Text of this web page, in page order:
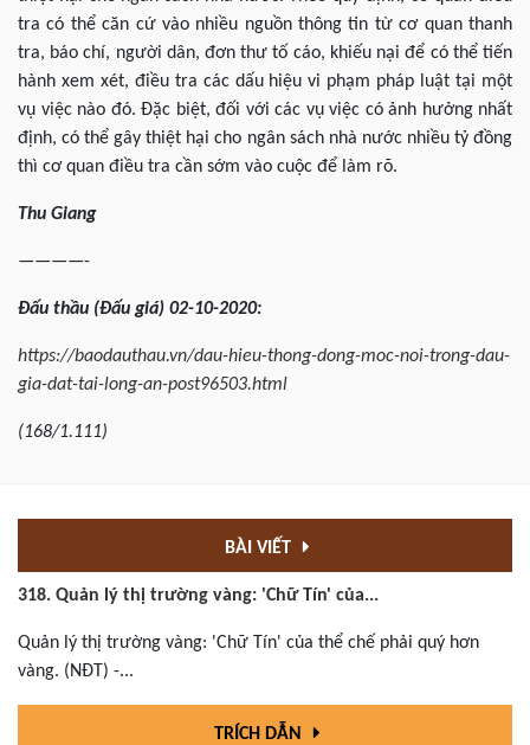
tra có thể căn cứ vào nhiều nguồn thông tin từ cơ quan thanh
tra, báo chí, người dân, đơn thư tố cáo, khiếu nại để có thể tiến
hành xem xét, điều tra các dấu hiệu vi phạm pháp luật tại một
vụ việc nào đó. Đặc biệt, đối với các vụ việc có ảnh hưởng nhất
định, có thể gây thiệt hại cho ngân sách nhà nước nhiều tỷ đồng
thì cơ quan điều tra cần sớm vào cuộc để làm rõ.
Thu Giang
————-
Đấu thầu (Đấu giá) 02-10-2020:
https://baodauthau.vn/dau-hieu-thong-dong-moc-noi-trong-dau-
gia-dat-tai-long-an-post96503.html
(168/1.111)
BÀI VIẾT
318. Quản lý thị trường vàng: 'Chữ Tín' của...
Quản lý thị trường vàng: 'Chữ Tín' của thể chế phải quý hơn
vàng. (NĐT) -...
TRÍCH DẪN